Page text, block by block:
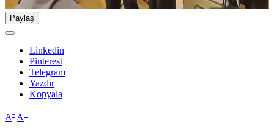
Paylaş
Linkedin
Pinterest
Telegram
Yazdır
Kopyala
A- A+